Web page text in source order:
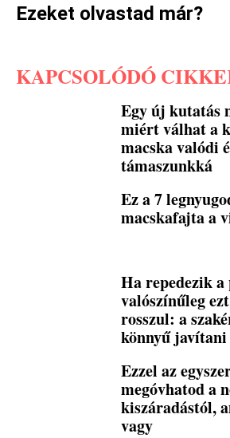
Ezeket olvastad már?
KAPCSOLÓDÓ
Egy új kutatás
miért válhat a
macska valódi
támaszunkká
Ez a 7
macskafajta a
Ha repedezik
valószínűleg
rosszul: a
könnyű
Ezzel az
megóvhatod a
kiszáradástól,
vagy